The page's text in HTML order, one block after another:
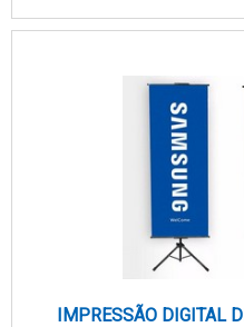
finalização da sua
muitos casos é
orçamento d....
IMPRESSÃO DIGITAL